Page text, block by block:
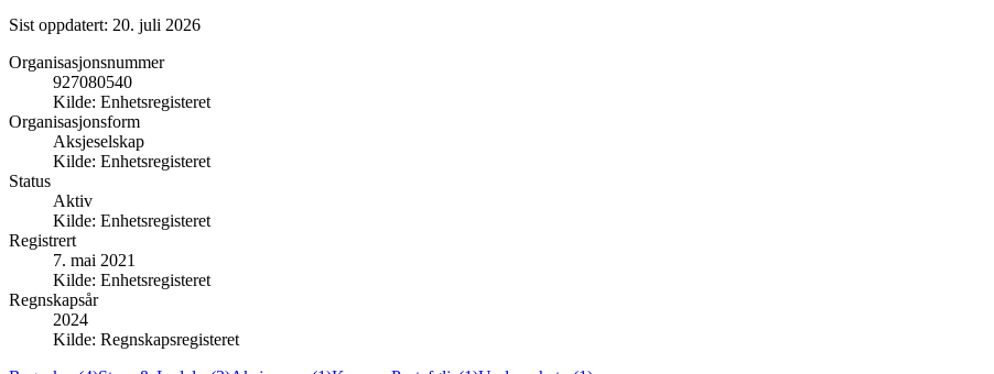
Sist oppdatert: 20. juli 2026
Organisasjonsnummer
927080540
Kilde: Enhetsregisteret
Organisasjonsform
Aksjeselskap
Kilde: Enhetsregisteret
Status
Aktiv
Kilde: Enhetsregisteret
Registrert
7. mai 2021
Kilde: Enhetsregisteret
Regnskapsår
2024
Kilde: Regnskapsregisteret